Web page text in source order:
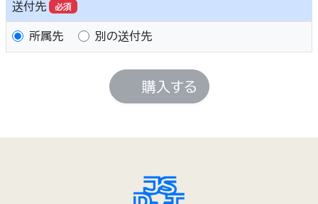
送付先 必須
所属先 別の送付先
購入する